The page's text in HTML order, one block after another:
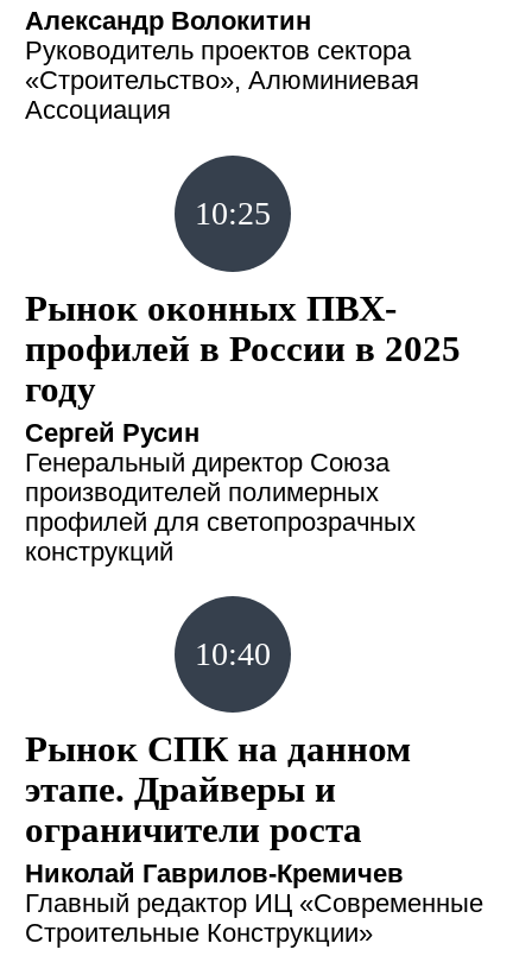
Александр Волокитин
Руководитель проектов сектора
«Строительство», Алюминиевая
Ассоциация
10:25
Рынок оконных ПВХ-
профилей в России в 2025
году
Сергей Русин
Генеральный директор Союза
производителей полимерных
профилей для светопрозрачных
конструкций
10:40
Рынок СПК на данном
этапе. Драйверы и
ограничители роста
Николай Гаврилов-Кремичев
Главный редактор ИЦ «Современные
Строительные Конструкции»